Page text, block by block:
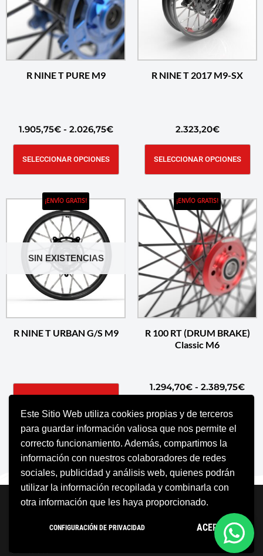
Este Sitio Web utiliza cookies propias y de terceros
para guardar información valiosa que nos permite el
correcto funcionamiento. Además, compartimos la
información con nuestros colaboradores de redes
sociales, publicidad y análisis web, quienes podrán
utilizar la información recopilada y combinarla con
otra información que les haya proporcionado.
CONFIGURACIÓN DE PRIVACIDAD ACEPTO
R NINE T PURE M9
1.905,75€ - 2.026,75€
SELECCIONAR OPCIONES
R NINE T 2017 M9-SX
2.323,20€
SELECCIONAR OPCIONES
SIN EXISTENCIAS
¡ENVÍO GRATIS!
R NINE T URBAN G/S M9
¡ENVÍO GRATIS!
R 100 RT (DRUM BRAKE)
Classic M6
1.294,70€ - 2.389,75€
SELECCIONAR OPCIONES
Neve | Funciona gracias a WordPress
Política de cookies
Condiciones Generales
Contacto